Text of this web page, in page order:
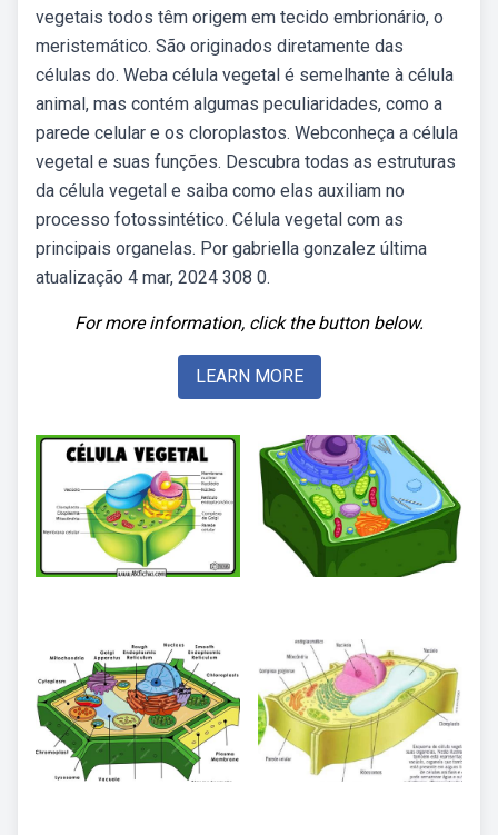
vegetais todos têm origem em tecido embrionário, o
meristemático. São originados diretamente das
células do. Weba célula vegetal é semelhante à célula
animal, mas contém algumas peculiaridades, como a
parede celular e os cloroplastos. Webconheça a célula
vegetal e suas funções. Descubra todas as estruturas
da célula vegetal e saiba como elas auxiliam no
processo fotossintético. Célula vegetal com as
principais organelas. Por gabriella gonzalez última
atualização 4 mar, 2024 308 0.
For more information, click the button below.
LEARN MORE